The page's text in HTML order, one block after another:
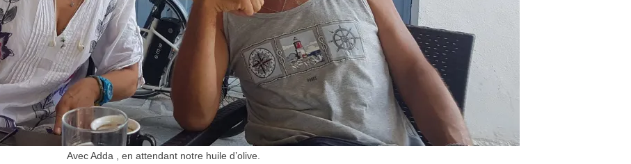
Avec Adda , en attendant notre huile d’olive.